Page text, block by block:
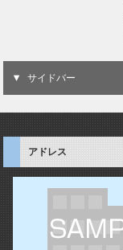
サイドバー
アドレス